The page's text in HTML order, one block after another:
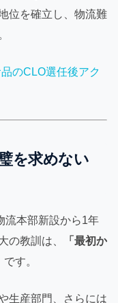
位を確立し、物流難
のCLO選任後アク
を求めない
流本部新設から1年
の教訓は、
「最初か
です。
生産部門、さらには